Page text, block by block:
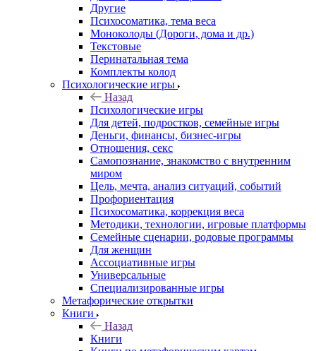
Другие
Психосоматика, тема веса
Моноколоды (Дороги, дома и др.)
Текстовые
Перинатальная тема
Комплекты колод
Психологические игры
Назад
Психологические игры
Для детей, подростков, семейные игры
Деньги, финансы, бизнес-игры
Отношения, секс
Самопознание, знакомство с внутренним
миром
Цель, мечта, анализ ситуаций, событий
Профориентация
Психосоматика, коррекция веса
Методики, технологии, игровые платформы
Семейные сценарии, родовые программы
Для женщин
Ассоциативные игры
Универсальные
Специализированные игры
Метафорические открытки
Книги
Назад
Книги